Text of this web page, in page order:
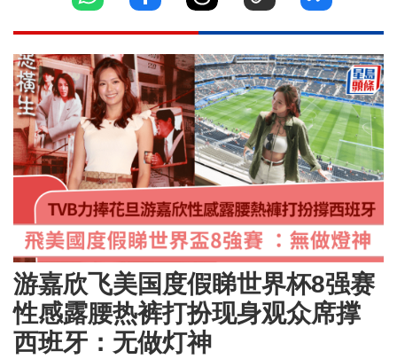
游嘉欣飞美国度假睇世界杯8强赛
性感露腰热裤打扮现身观众席撑
西班牙：无做灯神